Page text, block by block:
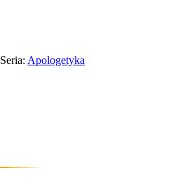
Seria: Apologetyka